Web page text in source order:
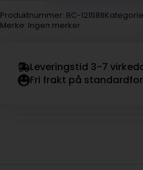
antall
Produktnummer: BC-121586
Merke: Ingen merker
Leveringstid 3-7
Fri frakt på